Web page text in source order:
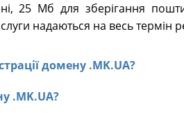
25 Мб для зберігання
надаються на весь термін
домену .MK.UA?
.MK.UA?